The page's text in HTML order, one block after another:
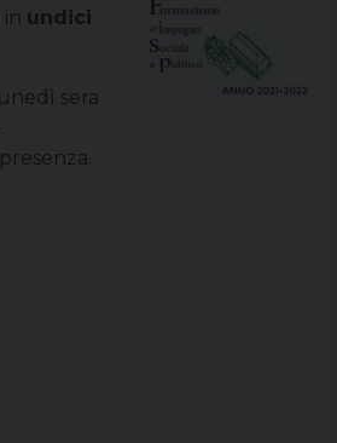
in undici
sera